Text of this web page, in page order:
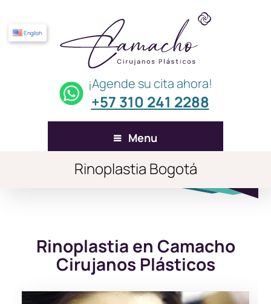
¡Agende su cita ahora!
+57 310 241 2288
English
Menu
Rinoplastia Bogotá
Rinoplastia en Camacho
Cirujanos Plásticos